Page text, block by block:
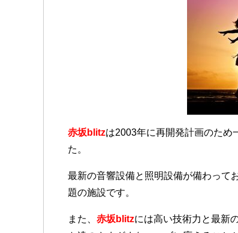
赤坂blitzは2003年に再開発計画のため
た。
最新の音響設備と照明設備が備わって
題の施設です。
また、 赤坂blitzには高い技術力と最新